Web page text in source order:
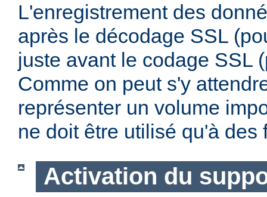
L'enregistrement des
après le décodage SSL
juste avant le codage SSL
Comme on peut s'y
représenter un volume
ne doit être utilisé qu'à des
Activation du